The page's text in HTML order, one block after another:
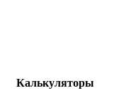
Калькуляторы